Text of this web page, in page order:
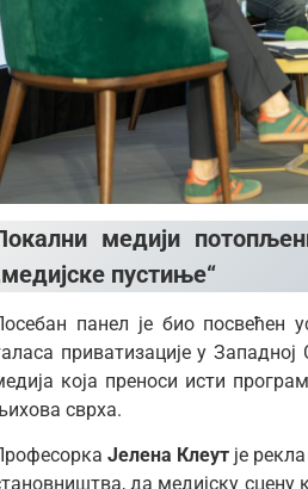
медији
пустиње“
панел је био посвећен
приватизације у
која преноси исти
сврха.
Јелена Клеут је
да медијску сцену